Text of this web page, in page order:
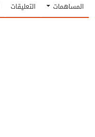
المساهمات التعليقات